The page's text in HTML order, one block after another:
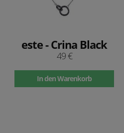
este - Crina Black
49 €
In den Warenkorb